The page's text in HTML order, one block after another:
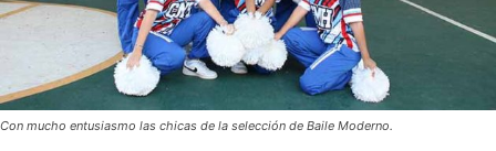
Con mucho entusiasmo las chicas de la selección de Baile Moderno.